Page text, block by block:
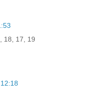
18, 17, 19